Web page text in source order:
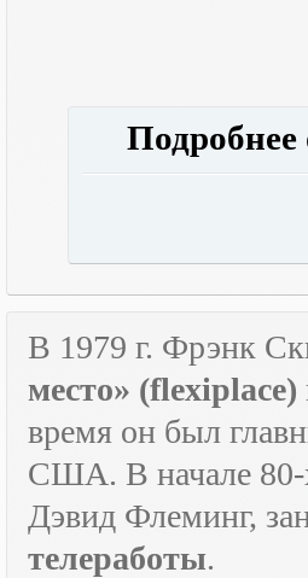
Подробнее
В 1979 г. Фрэнк
место» (flexiplace)
время он был
США. В начале 80-
Дэвид Флеминг,
телеработы.